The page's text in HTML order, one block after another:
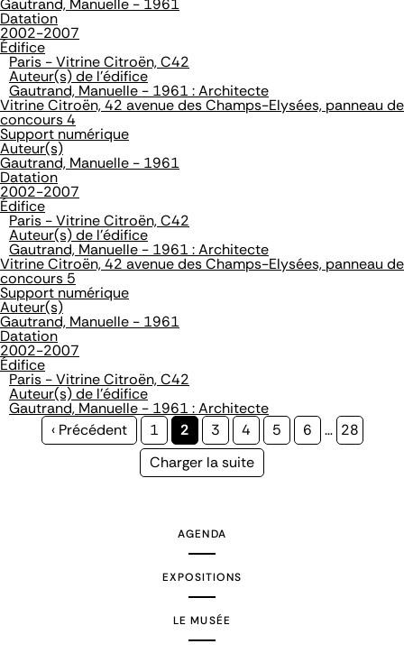
Gautrand, Manuelle - 1961
Datation
2002-2007
Édifice
Paris - Vitrine Citroën, C42
Auteur(s) de l'édifice
Gautrand, Manuelle - 1961 : Architecte
Vitrine Citroën, 42 avenue des Champs-Elysées, panneau de
concours 4
Support numérique
Auteur(s)
Gautrand, Manuelle - 1961
Datation
2002-2007
Édifice
Paris - Vitrine Citroën, C42
Auteur(s) de l'édifice
Gautrand, Manuelle - 1961 : Architecte
Vitrine Citroën, 42 avenue des Champs-Elysées, panneau de
concours 5
Support numérique
Auteur(s)
Gautrand, Manuelle - 1961
Datation
2002-2007
Édifice
Paris - Vitrine Citroën, C42
Auteur(s) de l'édifice
Gautrand, Manuelle - 1961 : Architecte
Page
‹ Précédent Page
1
Page
courante
2 Page
3 Page
4 Page
5 Page
6 … Page
28
Page
Charger la suite
AGENDA
EXPOSITIONS
LE MUSÉE